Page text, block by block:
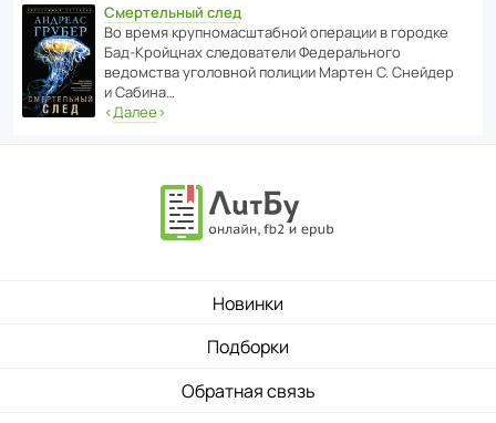
Смертельный след
Во время круп­но­мас­ш­та­бной операции в городке
Бад‑Крой­цнах следо­ва­тели Феде­раль­ного
ведомства уголо­вной полиции Мартен С. Снейдер
и Сабина…
‹Далее›
Новинки
Подборки
Обратная связь